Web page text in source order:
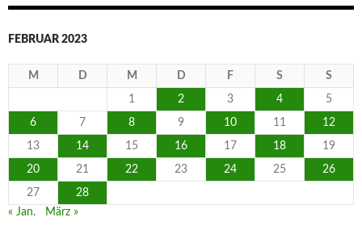
FEBRUAR 2023
M D M D F S S
1 2 3 4 5
6 7 8 9 10 11 12
13 14 15 16 17 18 19
20 21 22 23 24 25 26
27
28
« Jan.
März »